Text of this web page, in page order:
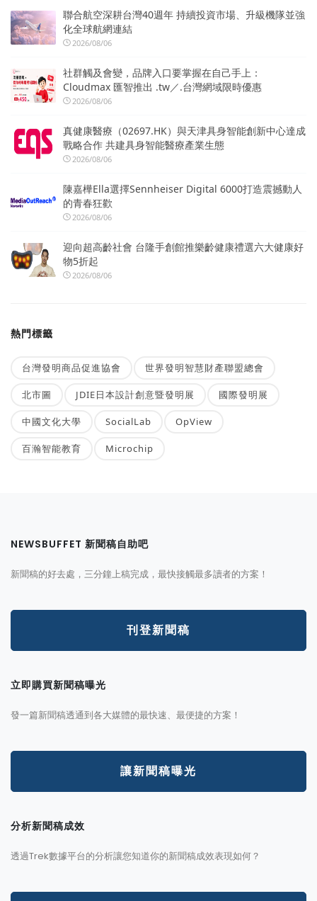
聯合航空深耕台灣40週年 持續投資市場、升級機隊並強
化全球航網連結
2026/08/06
社群觸及會變，品牌入口要掌握在自己手上：
Cloudmax 匯智推出 .tw／.台灣網域限時優惠
2026/08/06
真健康醫療（02697.HK）與天津具身智能創新中心達成
戰略合作 共建具身智能醫療產業生態
2026/08/06
陳嘉樺Ella選擇Sennheiser Digital 6000打造震撼動人
的青春狂歡
2026/08/06
迎向超高齡社會 台隆手創館推樂齡健康禮選六大健康好
物5折起
2026/08/06
熱門標籤
台灣發明商品促進協會 世界發明智慧財產聯盟總會
北市圖 JDIE日本設計創意暨發明展 國際發明展
中國文化大學 SocialLab OpView
百瀚智能教育 Microchip
NEWSBUFFET 新聞稿自助吧
新聞稿的好去處，三分鐘上稿完成，最快接觸最多讀者的方案！
刊登新聞稿
立即購買新聞稿曝光
發一篇新聞稿透通到各大媒體的最快速、最便捷的方案！
讓新聞稿曝光
分析新聞稿成效
透過Trek數據平台的分析讓您知道你的新聞稿成效表現如何？